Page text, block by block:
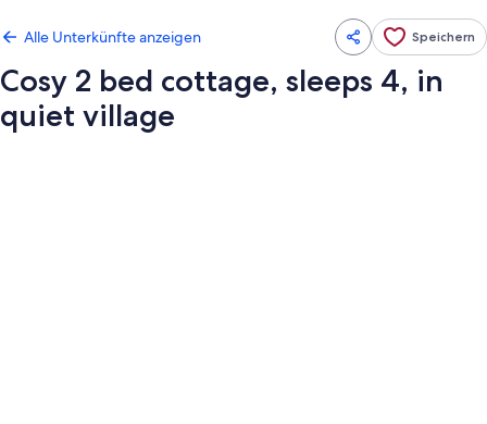
Alle Unterkünfte anzeigen Speichern
Cosy 2 bed cottage, sleeps 4, in
quiet village